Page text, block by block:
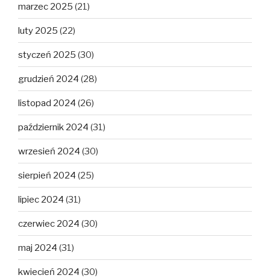
marzec 2025 (21)
luty 2025 (22)
styczeń 2025 (30)
grudzień 2024 (28)
listopad 2024 (26)
październik 2024 (31)
wrzesień 2024 (30)
sierpień 2024 (25)
lipiec 2024 (31)
czerwiec 2024 (30)
maj 2024 (31)
kwiecień 2024 (30)